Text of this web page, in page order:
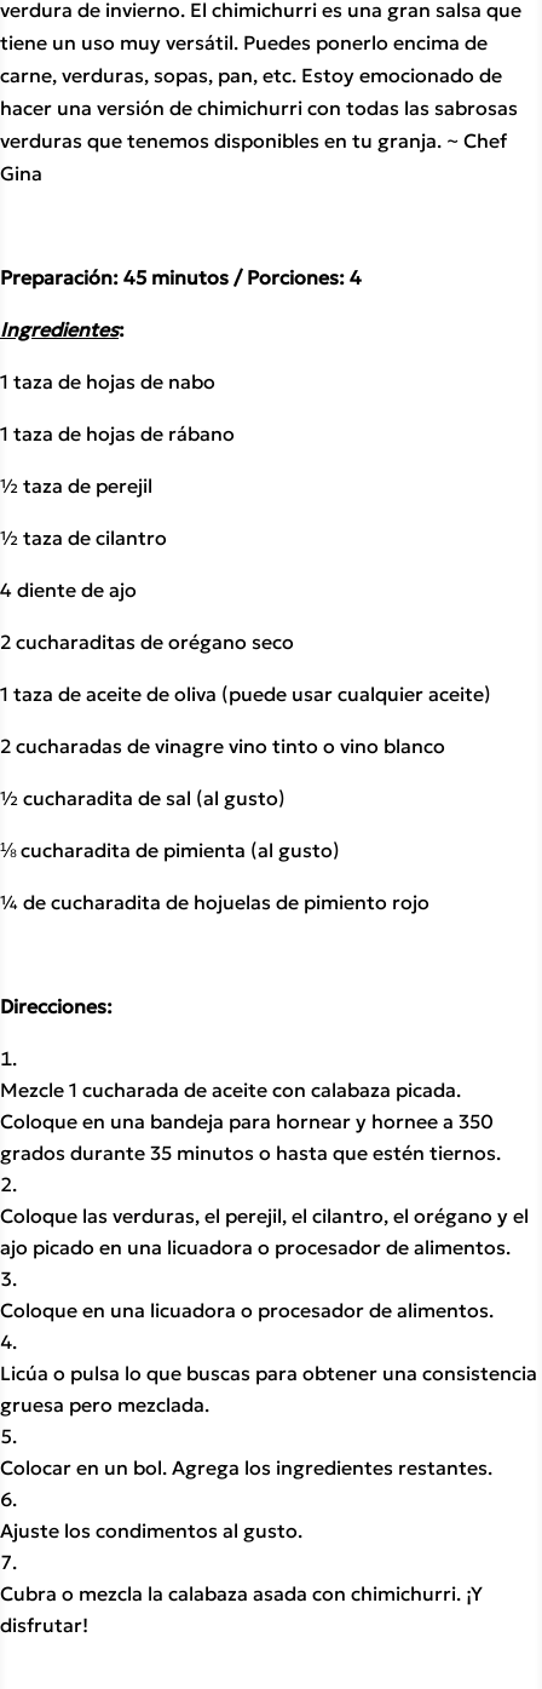
verdura de invierno. El chimichurri es una gran salsa que
tiene un uso muy versátil. Puedes ponerlo encima de
carne, verduras, sopas, pan, etc. Estoy emocionado de
hacer una versión de chimichurri con todas las sabrosas
verduras que tenemos disponibles en tu granja. ~ Chef
Gina
Preparación: 45 minutos / Porciones: 4
Ingredientes:
1 taza de hojas de nabo
1 taza de hojas de rábano
½ taza de perejil
½ taza de cilantro
4 diente de ajo
2 cucharaditas de orégano seco
1 taza de aceite de oliva (puede usar cualquier aceite)
2 cucharadas de vinagre vino tinto o vino blanco
½ cucharadita de sal (al gusto)
⅛ cucharadita de pimienta (al gusto)
¼ de cucharadita de hojuelas de pimiento rojo
Direcciones:
Mezcle 1 cucharada de aceite con calabaza picada.
Coloque en una bandeja para hornear y hornee a 350
grados durante 35 minutos o hasta que estén tiernos.
Coloque las verduras, el perejil, el cilantro, el orégano y el
ajo picado en una licuadora o procesador de alimentos.
Coloque en una licuadora o procesador de alimentos.
Licúa o pulsa lo que buscas para obtener una consistencia
gruesa pero mezclada.
Colocar en un bol. Agrega los ingredientes restantes.
Ajuste los condimentos al gusto.
Cubra o mezcla la calabaza asada con chimichurri. ¡Y
disfrutar!